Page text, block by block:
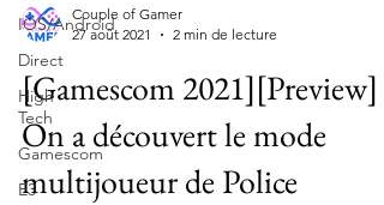
IOS/Android
Direct
High
Tech
Gamescom
E3
Couple of Gamer
27 août 2021
2 min de lecture
[Gamescom 2021][Preview]
On a découvert le mode
multijoueur de Police